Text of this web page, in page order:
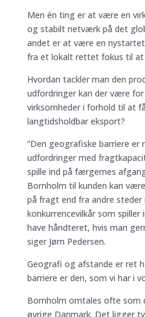
Men én ting er at være en
og stabilt netværk på det
andet er at være en
fra et lokalt rettet fokus til
Hvordan tackler man den
udfordringer kan der være
virksomheder i forhold til at
langtidsholdbar eksport?
”Den geografiske barriere
udfordringer med
spille ind på færgernes
Bornholm til kunden kan
på fragt end fra andre
konkurrencevilkår som spiller
have håndteret, hvis man
siger Jørn Pedersen.
Geografi og afstande er ret
barriere er den, som vi har i
Bornholm omtales ofte som
øvrige Danmark. Det ligger